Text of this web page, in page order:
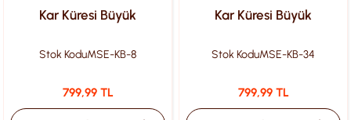
Kar Küresi Büyük
Stok KoduMSE-KB-8
799,99 TL
Kar Küresi Büyük
Stok KoduMSE-KB-34
799,99 TL